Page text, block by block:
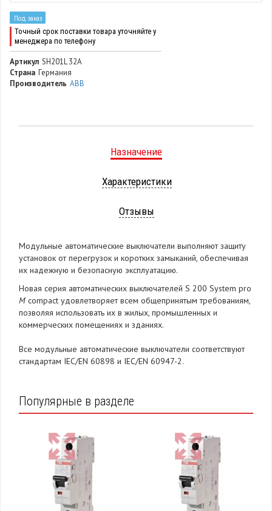
Под заказ
Точный срок поставки товара уточняйте у
менеджера по телефону
Артикул SH201L 32A
Страна Германия
Производитель ABB
Назначение
Характеристики
Отзывы
Модульные автоматические выключатели выполняют защиту
установок от перегрузок и коротких замыканий, обеспечивая
их надежную и безопасную эксплуатацию.
Новая серия автоматических выключателей S 200 System pro
M compact удовлетворяет всем общепринятым требованиям,
позволяя использовать их в жилых, промышленных и
коммерческих помещениях и зданиях.
Все модульные автоматические выключатели соответствуют
стандартам IEC/EN 60898 и IEC/EN 60947-2.
Популярные в разделе